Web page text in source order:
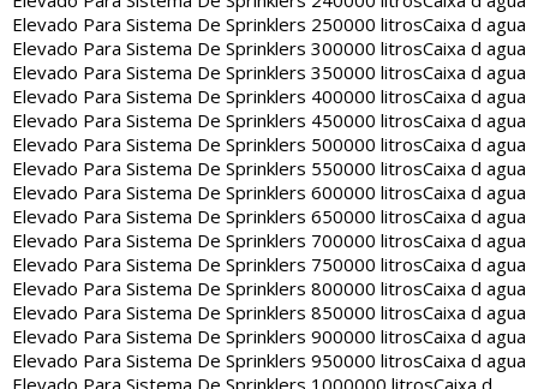
Elevado Para Sistema De Sprinklers 250000 litrosCaixa d agua
Elevado Para Sistema De Sprinklers 300000 litrosCaixa d agua
Elevado Para Sistema De Sprinklers 350000 litrosCaixa d agua
Elevado Para Sistema De Sprinklers 400000 litrosCaixa d agua
Elevado Para Sistema De Sprinklers 450000 litrosCaixa d agua
Elevado Para Sistema De Sprinklers 500000 litrosCaixa d agua
Elevado Para Sistema De Sprinklers 550000 litrosCaixa d agua
Elevado Para Sistema De Sprinklers 600000 litrosCaixa d agua
Elevado Para Sistema De Sprinklers 650000 litrosCaixa d agua
Elevado Para Sistema De Sprinklers 700000 litrosCaixa d agua
Elevado Para Sistema De Sprinklers 750000 litrosCaixa d agua
Elevado Para Sistema De Sprinklers 800000 litrosCaixa d agua
Elevado Para Sistema De Sprinklers 850000 litrosCaixa d agua
Elevado Para Sistema De Sprinklers 900000 litrosCaixa d agua
Elevado Para Sistema De Sprinklers 950000 litrosCaixa d agua